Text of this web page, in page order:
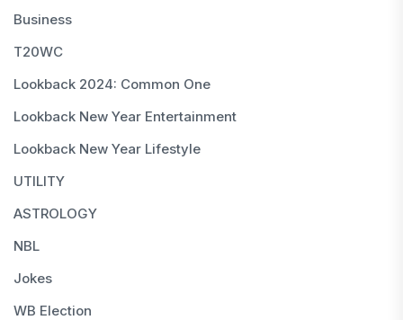
Business
T20WC
Lookback 2024: Common One
Lookback New Year Entertainment
Lookback New Year Lifestyle
UTILITY
ASTROLOGY
NBL
Jokes
WB Election